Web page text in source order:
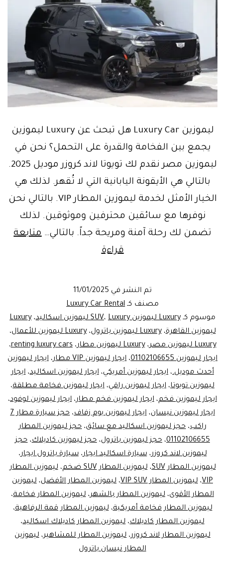
ليموزين Luxury Car هل تبحث عن Luxury ليموزين
يجمع بين الفخامة والقدرة على التحمل؟ نحن في
ليموزين مصر نقدم لك تويوتا لاند كروزر موديل 2025.
بالتالي هي الأيقونة اليابانية التي لا تُقهر. لذلك هي
الخيار الأمثل لخدمة ليموزين المطار VIP. بالتالي نحن
نوفرها مع سائقين محترفين وموثوقين. لذلك
تضمن لك رحلة آمنة ومريحة جداً. بالتالي… متابعة
قراءة
ليموزين
في
مطار
القاهرة:
تجربة
حجز
السيارات
الفاخرة
مع
ليموزين
مصر
تم النشر في 11/01/2025
مصنف كـ Luxury Car Rental
موسوم كـ Luxury ليموزين SUV ، Luxury ليموزين اسكاليد ، Luxury
ليموزين القاهرة،Luxury ليموزين باترول ،Luxury ليموزين للأعمال
،
Luxury ليموزين مصر
،Luxury ليموزين مطار ،renting luxury cars،
ايجار ليموزين 01102106655
، ايجار ليموزين VIP مطار ، ايجار ليموزين
أحدث موديل.، ايجار ليموزين أمريكي، ايجار ليموزين اسكاليد، ايجار
ليموزين تويوتا، ايجار ليموزين راقي، ايجار ليموزين فخامة مطلقة،
ايجار ليموزين فخم، ايجار ليموزين فخم مطار، ايجار ليموزين لوفود،
ايجار ليموزين نيسان، ايجار ليموزين يوم زفاف،
حجز سيارة مطار 7
راكب، حجز ليموزين اسكاليد مع سائق، حجز ليموزين المطار
01102106655، حجز ليموزين باترول، حجز ليموزين كاديلاك، حجز
ليموزين لاند كروزر،سيارة اسكاليد ايجار،سيارة باترول ايجار،
ليموزين المطار SUV
،ليموزين المطار SUV ضخم ،ليموزين المطار
VIP، ليموزين المطار VIP SUV ، ليموزين المطار الأفضل، ليموزين
المطار الأقوى، ليموزين المطار بالشهر، ليموزين المطار فخامة،
ليموزين المطار فخامة أمريكية،ليموزين المطار قمة الرفاهية،
ليموزين المطار كاديلاك، ليموزين المطار كاديلاك اسكاليد،
ليموزين المطار لاند كروزر، ليموزين المطار للمشاهير، ليموزين
المطار نيسان باترول